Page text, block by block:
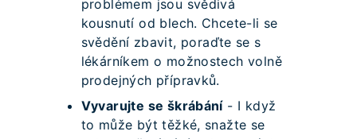
problémem jsou svědivá
kousnutí od blech. Chcete-li se
svědění zbavit, poraďte se s
lékárníkem o možnostech volně
prodejných přípravků.
Vyvarujte se škrábání- I když
to může být těžké, snažte se